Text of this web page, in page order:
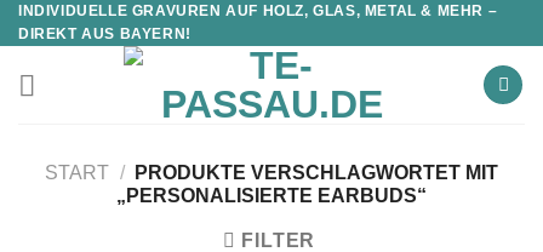
INDIVIDUELLE GRAVUREN AUF HOLZ, GLAS, METAL & MEHR –
DIREKT AUS BAYERN!
START /
PRODUKTE VERSCHLAGWORTET MIT
„PERSONALISIERTE EARBUDS“
FILTER